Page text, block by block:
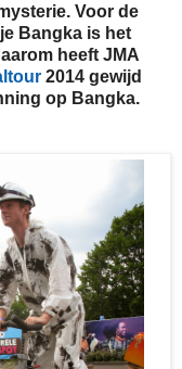
Voor de
Bangka is het
heeft JMA
2014 gewijd
op Bangka.